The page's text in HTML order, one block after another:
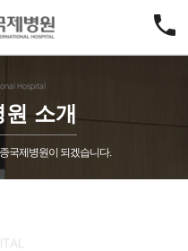
Hospital
소개
국제병원이 되겠습니다.